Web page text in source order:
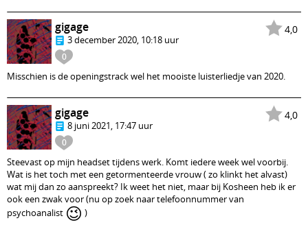
4,0
0
gigage
3 december 2020, 10:18 uur
Misschien is de openingstrack wel het mooiste luisterliedje van 2020.
4,0
0
gigage
8 juni 2021, 17:47 uur
Steevast op mijn headset tijdens werk. Komt iedere week wel voorbij.
Wat is het toch met een getormenteerde vrouw ( zo klinkt het alvast)
wat mij dan zo aanspreekt? Ik weet het niet, maar bij Kosheen heb ik er
ook een zwak voor (nu op zoek naar telefoonnummer van
psychoanalist 😉 )